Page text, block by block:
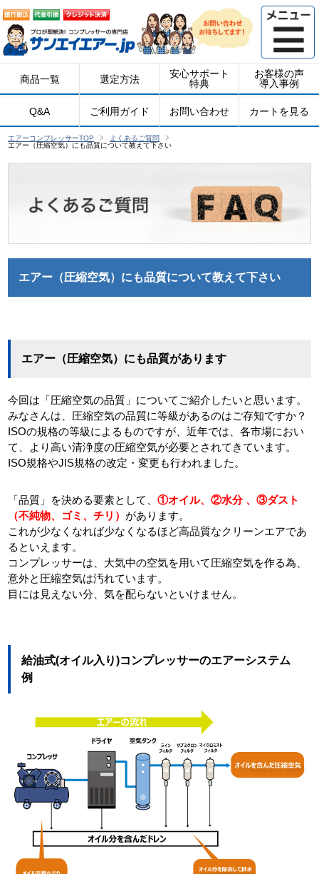
商品一覧 選定方法
安心サポート
特典
お客様の声
導入事例
Q&A ご利用ガイド お問い合わせ カートを見る
エアーコンプレッサーTOP
よくあるご質問
エアー（圧縮空気）にも品質について教えて下さい
エアー（圧縮空気）にも品質について教えて下さい
エアー（圧縮空気）にも品質があります
今回は「圧縮空気の品質」についてご紹介したいと思います。
みなさんは、圧縮空気の品質に等級があるのはご存知ですか？
ISOの規格の等級によるものですが、近年では、各市場におい
て、より高い清浄度の圧縮空気が必要とされてきています。
ISO規格やJIS規格の改定・変更も行われました。
「品質」を決める要素として、①オイル、②水分 、③ダスト
（不純物、ゴミ、チリ） があります。
これが少なくなれば少なくなるほど高品質なクリーンエアであ
るといえます。
コンプレッサーは、大気中の空気を用いて圧縮空気を作る為、
意外と圧縮空気は汚れています。
目には見えない分、気を配らないといけません。
給油式(オイル入り)コンプレッサーのエアーシステム
例